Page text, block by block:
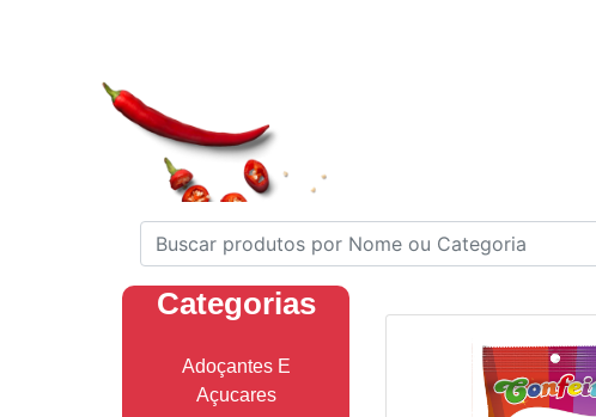
Categorias
Adoçantes E
Açucares